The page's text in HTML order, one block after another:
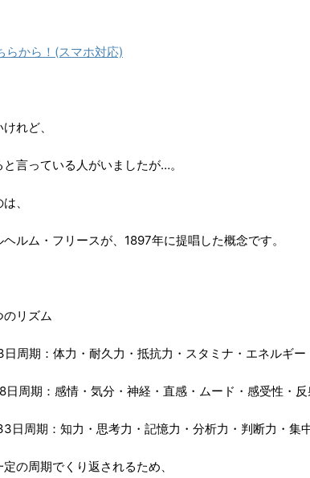
らから！(スマホ対応)
れど、
と言っている人がいましたが…。
、
ルム・フリースが、1897年に提唱した概念です。
リズム
周期：体力・耐久力・抵抗力・スタミナ・エネルギー
周期：感情・気分・神経・直感・ムード・感受性・
日周期：知力・思考力・記憶力・分析力・判断力・集
の周期でくり返されるため、